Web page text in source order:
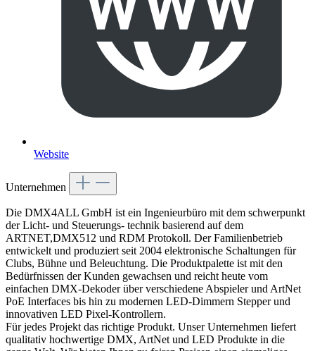
Website
Unternehmen
Die DMX4ALL GmbH ist ein Ingenieurbüro mit dem schwerpunkt
der Licht- und Steuerungs- technik basierend auf dem
ARTNET,DMX512 und RDM Protokoll. Der Familienbetrieb
entwickelt und produziert seit 2004 elektronische Schaltungen für
Clubs, Bühne und Beleuchtung. Die Produktpalette ist mit den
Bedürfnissen der Kunden gewachsen und reicht heute vom
einfachen DMX-Dekoder über verschiedene Abspieler und ArtNet
PoE Interfaces bis hin zu modernen LED-Dimmern Stepper und
innovativen LED Pixel-Kontrollern.
Für jedes Projekt das richtige Produkt. Unser Unternehmen liefert
qualitativ hochwertige DMX, ArtNet und LED Produkte in die